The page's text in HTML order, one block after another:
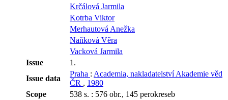
Krčálová Jarmila
Kotrba Viktor
Merhautová Anežka
Naňková Věra
Vacková Jarmila
Issue
1.
Issue data
Praha : Academia, nakladatelství Akademie věd
ČR , 1980
Scope
538 s. : 576 obr., 145 perokreseb